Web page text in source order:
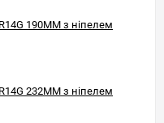
190MM з ніпелем
232MM з ніпелем